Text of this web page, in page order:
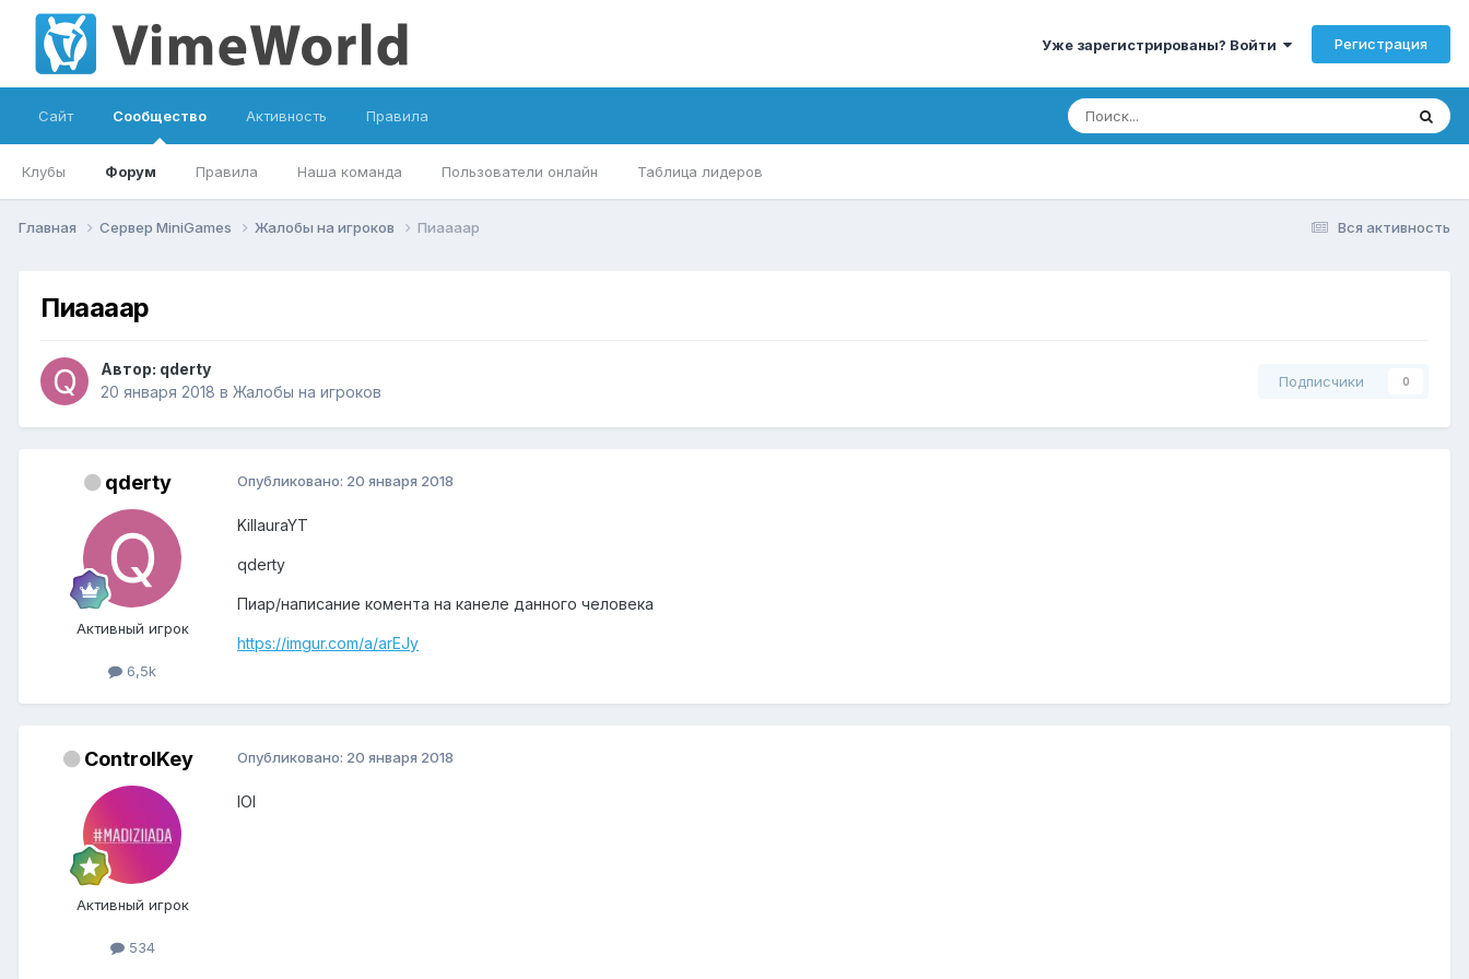
Уже зарегистрированы? Войти Регистрация
Сайт Сообщество
Клубы Форум Правила Наша команда Пользователи онлайн Таблица лидеров
Активность Правила
Вся активность
Главная Сервер MiniGames Жалобы на игроков Пиаааар
Пиаааар
Автор: qderty
20 января 2018 в Жалобы на игроков
Подписчики 0
qderty
Активный игрок
6,5k
Опубликовано: 20 января 2018
KillauraYT
qderty
Пиар/написание комента на канеле данного человека
https://imgur.com/a/arEJy
ControlKey
Активный игрок
534
Опубликовано: 20 января 2018
lOl